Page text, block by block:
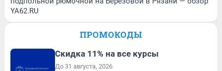
YA62.RU
ПРОМОКОДЫ
Скидка 11% на все курсы
До 31 августа, 2026